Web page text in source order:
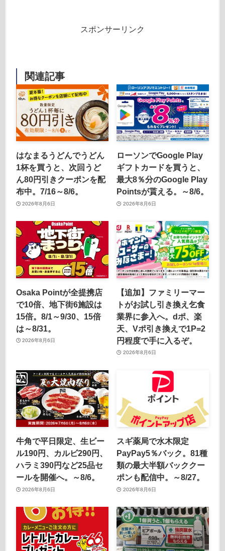
スポンサーリンク
関連記事
はなまるうどんでうどん
1杯を買うと、次回うど
ん80円引きクーポンを配
布中。7/16～8/6。
2026年8月6日
ローソンでGoogle Play
ギフトカードを買うと、
最大8％分のGoogle Play
Pointsが貰える。～8/6。
2026年8月6日
Osaka Pointが全提携店
で10倍、地下街6施設は
15倍。8/1～9/30、15倍
は～8/31。
2026年8月6日
【追加】ファミリーマー
トがお試し引き換え乞食
業界に参入へ。dポ、楽
天、Vポ引き換えで1P=2
円程度で手に入るぞ。
2026年8月6日
牛角で平日限定、生ビー
ル190円、カルビ290円、
ハラミ390円など25品セ
ールを開催へ。～8/6。
2026年8月6日
スギ薬局で水木限定
PayPay5％バック。81種
類の最大半額バッククー
ポンも配信中。～8/27。
2026年8月6日